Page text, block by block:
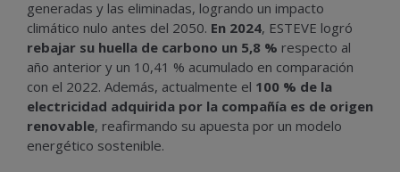
generadas y las eliminadas, logrando un impacto
climático nulo antes del 2050. En 2024, ESTEVE logró
rebajar su huella de carbono un 5,8 % respecto al
año anterior y un 10,41 % acumulado en comparación
con el 2022. Además, actualmente el 100 % de la
electricidad adquirida por la compañía es de origen
renovable, reafirmando su apuesta por un modelo
energético sostenible.